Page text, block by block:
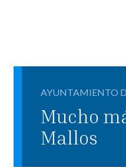
AYUNTAMIENTO
Mucho
Mallos